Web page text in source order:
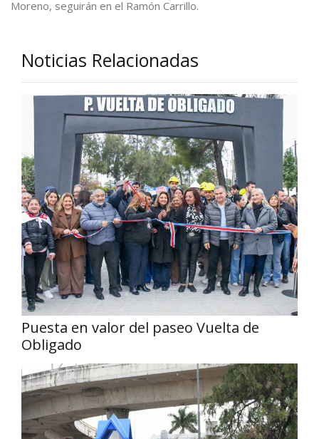
Moreno, seguirán en el Ramón Carrillo.
Noticias Relacionadas
Puesta en valor del paseo Vuelta de
Obligado